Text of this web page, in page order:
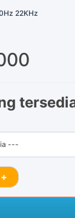
22KHz